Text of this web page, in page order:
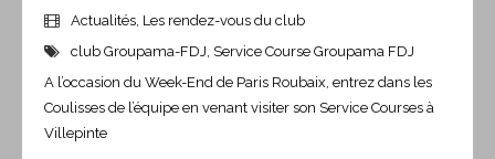
Actualités, Les rendez-vous du club
club Groupama-FDJ, Service Course Groupama FDJ
A l’occasion du Week-End de Paris Roubaix, entrez dans les
Coulisses de l’équipe en venant visiter son Service Courses à
Villepinte